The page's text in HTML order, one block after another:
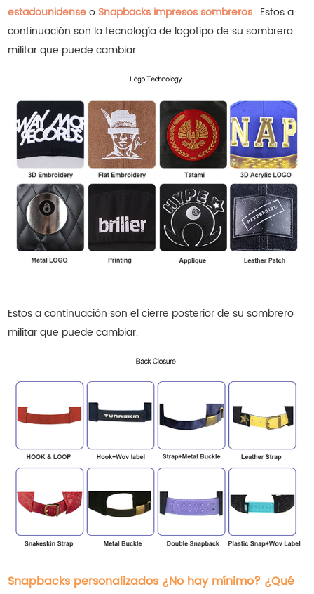
estadounidenseo Snapbacks impresos sombreros. Estos a
continuación son la tecnología de logotipo de su sombrero
militar que puede cambiar.
Estos a continuación son el cierre posterior de su sombrero
militar que puede cambiar.
Snapbacks personalizados ¿No hay mínimo? ¿Qué